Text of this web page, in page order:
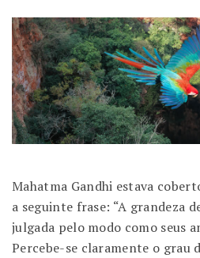
Mahatma Gandhi estava
a seguinte frase: “A grandeza
julgada pelo modo como seus
Percebe-se claramente o grau